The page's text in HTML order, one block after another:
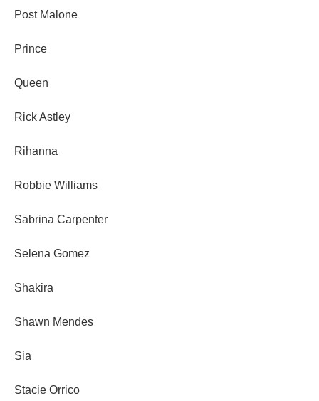
Post Malone
Prince
Queen
Rick Astley
Rihanna
Robbie Williams
Sabrina Carpenter
Selena Gomez
Shakira
Shawn Mendes
Sia
Stacie Orrico